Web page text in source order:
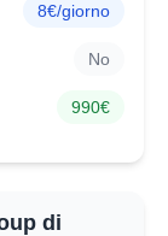
8€/giorno
No
990€
di